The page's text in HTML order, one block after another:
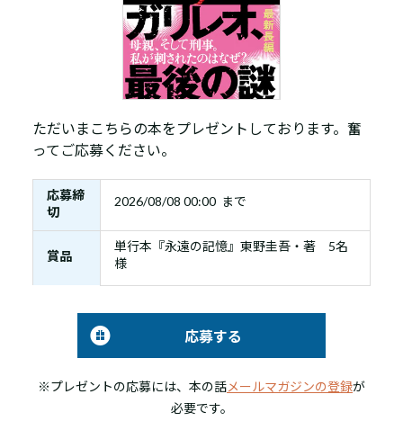
ただいまこちらの本をプレゼントしております。奮
ってご応募ください。
応募締
切
2026/08/08 00:00 まで
賞品
単行本『永遠の記憶』東野圭吾・著 5名
様
応募する
※プレゼントの応募には、本の話メールマガジンの登録が
必要です。